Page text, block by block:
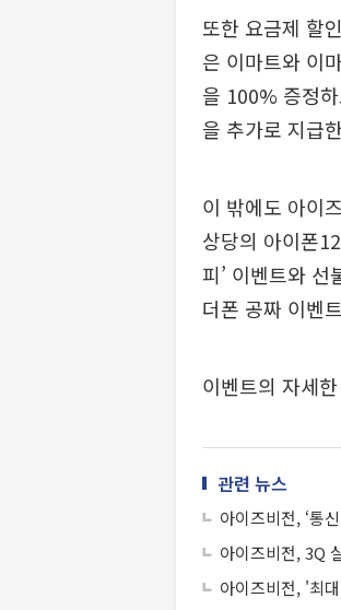
또한 요금제 할
은 이마트와 이
을 100% 증정
을 추가로 지급
이 밖에도 아이
상당의 아이폰
피’ 이벤트와
더폰 공짜 이벤
이벤트의 자세
관련 뉴스
아이즈비전, ‘통
아이즈비전, 3Q
아이즈비전, '최